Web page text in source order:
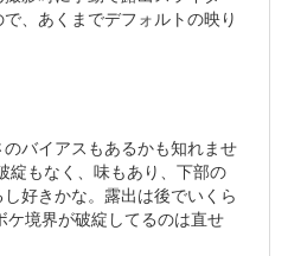
、あくまでデフォルトの映り
バイアスもあるかも知れませ
綻もなく、味もあり、下部の
好きかな。露出は後でいくら
境界が破綻してるのは直せ